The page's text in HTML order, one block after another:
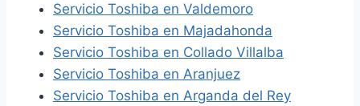
Servicio Toshiba en Valdemoro
Servicio Toshiba en Majadahonda
Servicio Toshiba en Collado Villalba
Servicio Toshiba en Aranjuez
Servicio Toshiba en Arganda del Rey